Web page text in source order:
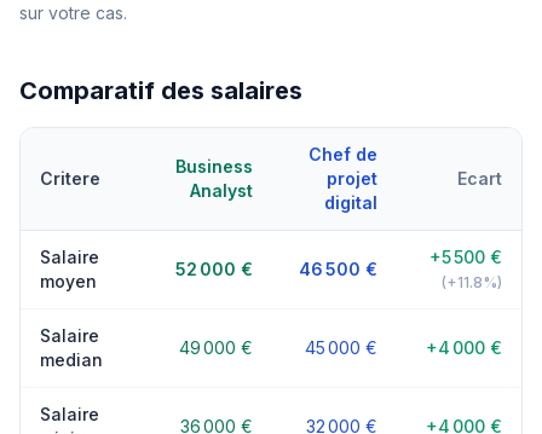
sur votre cas.
Comparatif des salaires
Critere
Business
Analyst
Chef de
projet
digital
Ecart
Salaire
moyen
52 000 € 46 500 €
+5 500 €
(+11.8%)
Salaire
median
49 000 € 45 000 € +4 000 €
Salaire
36 000 € 32 000 € +4 000 €